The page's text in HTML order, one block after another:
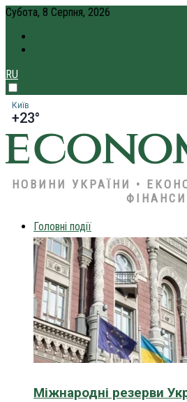
Субота, 8 Серпня, 2026
RU
Київ
+23°
НОВИНИ УКРАЇНИ •
ФІНАНСИ
Головні події
Міжнародні резерви